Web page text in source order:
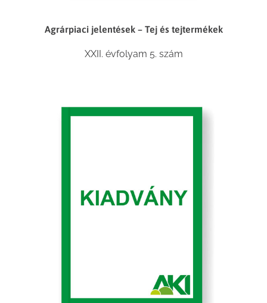
Agrárpiaci jelentések – Tej és tejtermékek
XXII. évfolyam 5. szám